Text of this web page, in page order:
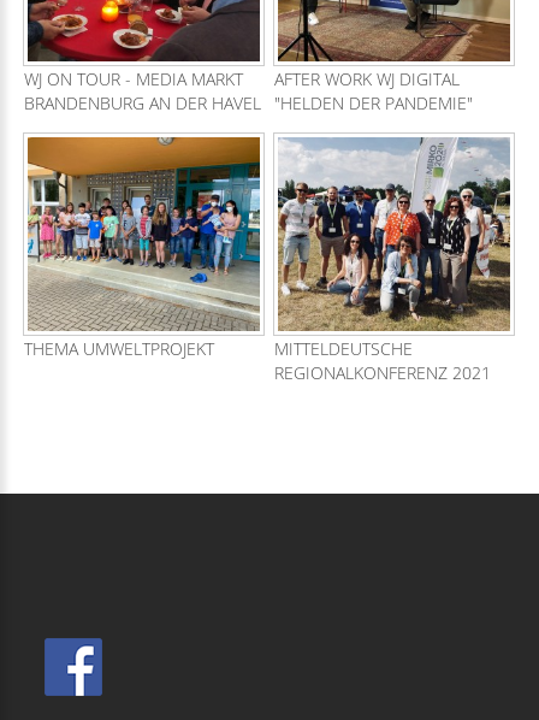
WJ ON TOUR - MEDIA MARKT
BRANDENBURG AN DER HAVEL
AFTER WORK WJ DIGITAL
"HELDEN DER PANDEMIE"
THEMA UMWELTPROJEKT
MITTELDEUTSCHE
REGIONALKONFERENZ 2021